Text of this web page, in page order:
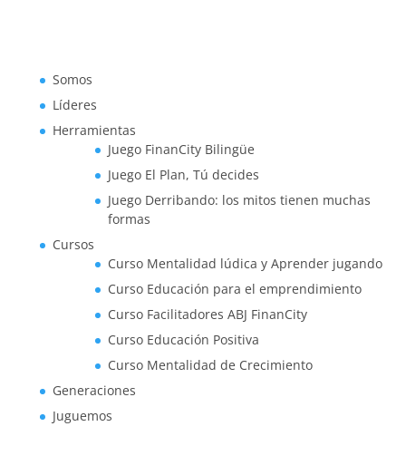
Somos
Líderes
Herramientas
Juego FinanCity Bilingüe
Juego El Plan, Tú decides
Juego Derribando: los mitos tienen muchas
formas
Cursos
Curso Mentalidad lúdica y Aprender jugando
Curso Educación para el emprendimiento
Curso Facilitadores ABJ FinanCity
Curso Educación Positiva
Curso Mentalidad de Crecimiento
Generaciones
Juguemos